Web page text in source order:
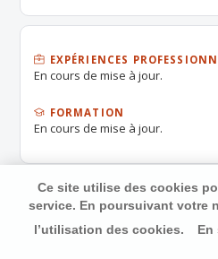
JOURNAUX ET PUBLICITES.
TELEPHONE. MERCI.
EXPÉRIENCES
En cours de mise à jour.
FORMATION
En cours de mise à jour.
Ce site utilise des cookies
service. En poursuivant votre
l’utilisation des cookies.
En